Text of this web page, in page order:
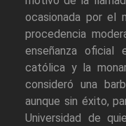
ocasionada por el
procedencia
enseñanza
católica y la
consideró una
aunque sin éxito,
Universidad de